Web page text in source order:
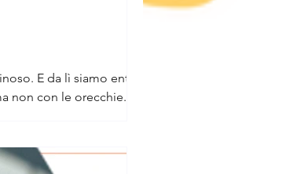
non con le orecchie.